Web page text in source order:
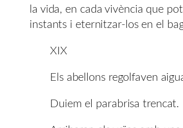
la vida, en cada vivència que
instants i eternitzar-los en el
XIX
Els abellons regolfaven
Duiem el parabrisa trencat.